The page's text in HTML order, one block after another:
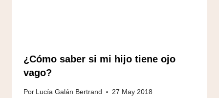
¿Cómo saber si mi hijo tiene ojo
vago?
Por Lucía Galán Bertrand 27 May 2018